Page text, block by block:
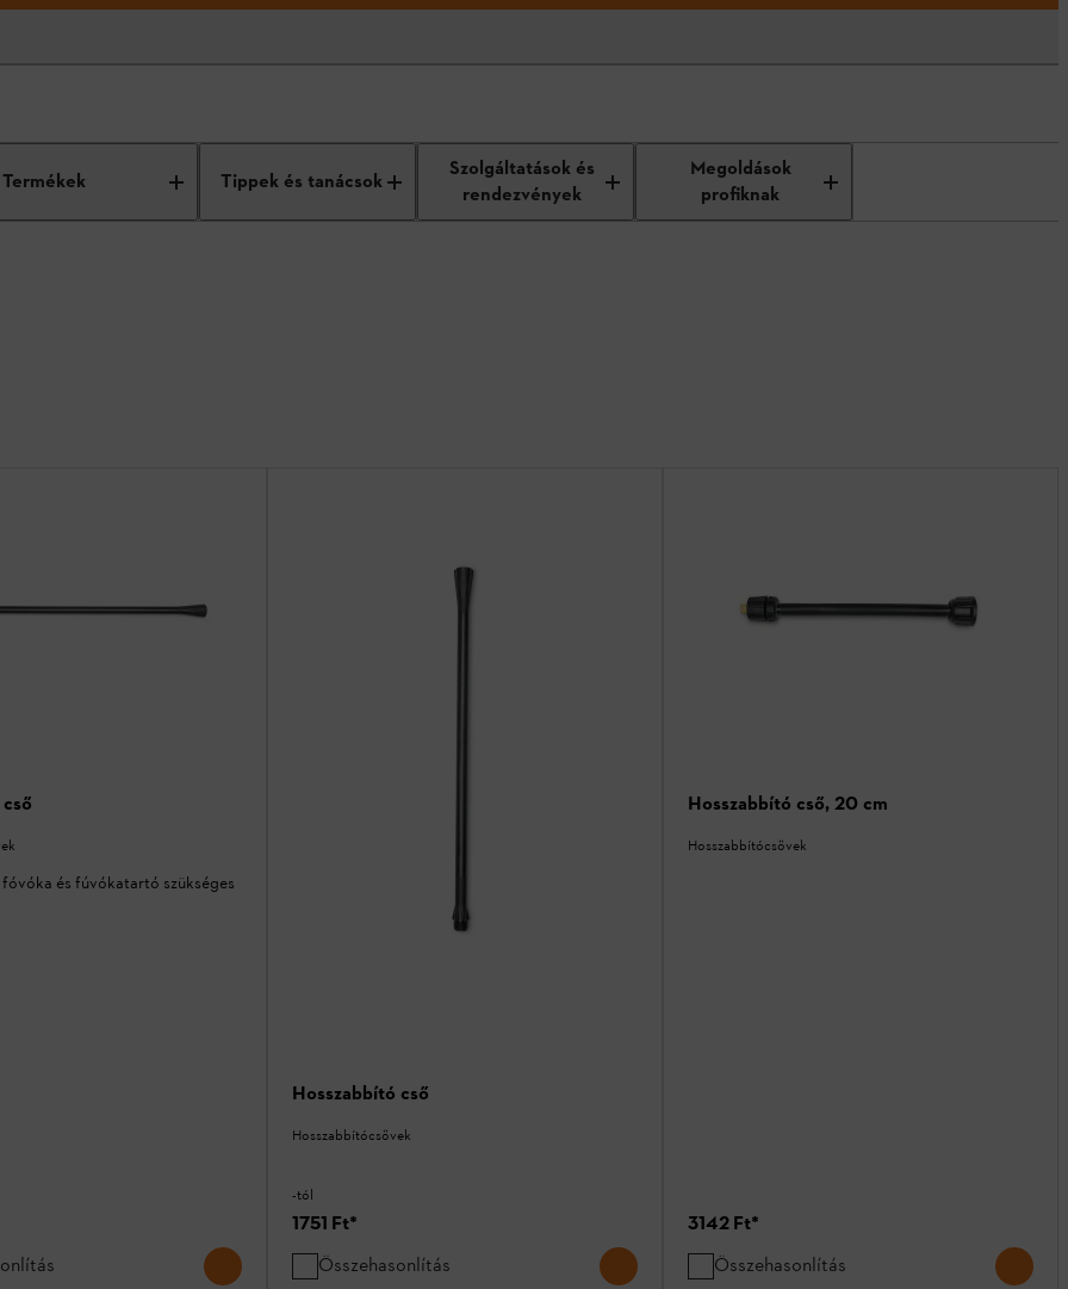
Termékek Tippek és tanácsok
Szolgáltatások és
rendezvények
Megoldások
profiknak
fóvóka és fúvókatartó szükséges
Hosszabbító cső
Hosszabbítócsövek
-tól
1751 Ft*
Összehasonlítás
Hosszabbító cső, 20 cm
Hosszabbítócsövek
3142 Ft*
Összehasonlítás